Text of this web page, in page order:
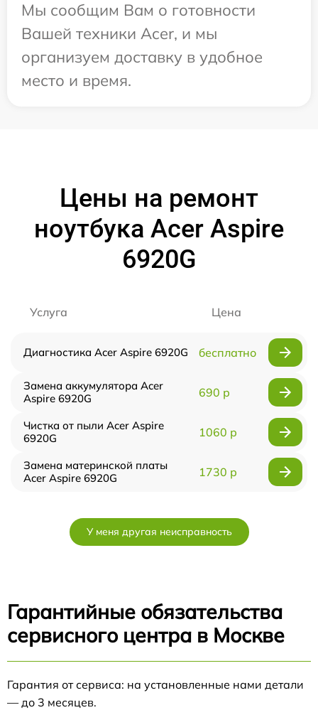
Мы сообщим Вам о готовности
Вашей техники Acer, и мы
организуем доставку в удобное
место и время.
Цены на ремонт
ноутбука Acer Aspire
6920G
Услуга Цена
Диагностика Acer Aspire 6920G бесплатно
Замена аккумулятора Acer
Aspire 6920G
690 р
Чистка от пыли Acer Aspire
6920G
1060 р
Замена материнской платы
Acer Aspire 6920G
1730 р
У меня другая неисправность
Гарантийные обязательства
сервисного центра в Москве
Гарантия от сервиса: на установленные нами детали
— до 3 месяцев.